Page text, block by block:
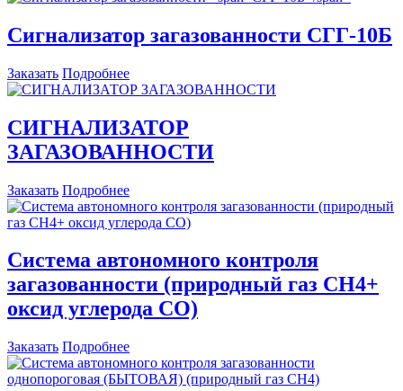
Сигнализатор загазованности СГГ-10Б
Заказать Подробнее
СИГНАЛИЗАТОР
ЗАГАЗОВАННОСТИ
Заказать Подробнее
Система автономного контроля
загазованности (природный газ СН4+
оксид углерода СО)
Заказать Подробнее